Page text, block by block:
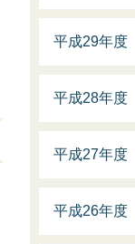
平成29年度
平成28年度
平成27年度
平成26年度